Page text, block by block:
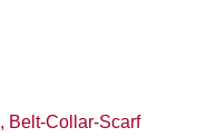
Belt-Collar-Scarf